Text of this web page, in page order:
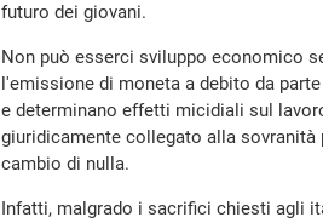
futuro dei giovani.
Non può esserci sviluppo economico
l'emissione di moneta a debito da
e determinano effetti micidiali sul
giuridicamente collegato alla sovranità
cambio di nulla.
Infatti, malgrado i sacrifici chiesti agli